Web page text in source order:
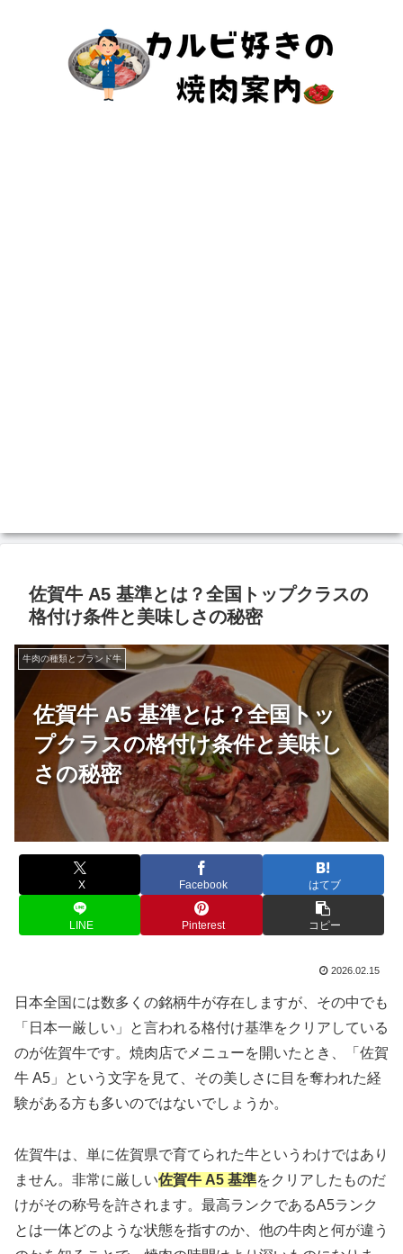
佐賀牛 A5 基準とは？全国トップクラスの
格付け条件と美味しさの秘密
佐賀牛 A5 基準とは？全国トッ
プクラスの格付け条件と美味し
さの秘密
牛肉の種類とブランド牛
X Facebook はてブ
LINE Pinterest コピー
2026.02.15
日本全国には数多くの銘柄牛が存在しますが、その中でも
「日本一厳しい」と言われる格付け基準をクリアしている
のが佐賀牛です。焼肉店でメニューを開いたとき、「佐賀
牛 A5」という文字を見て、その美しさに目を奪われた経
験がある方も多いのではないでしょうか。
佐賀牛は、単に佐賀県で育てられた牛というわけではあり
ません。非常に厳しい佐賀牛 A5 基準をクリアしたものだ
けがその称号を許されます。最高ランクであるA5ランク
とは一体どのような状態を指すのか、他の牛肉と何が違う